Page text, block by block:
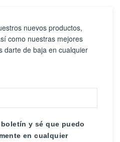
nuevos productos,
como nuestras mejores
darte de baja en cualquier
y sé que puedo
en cualquier